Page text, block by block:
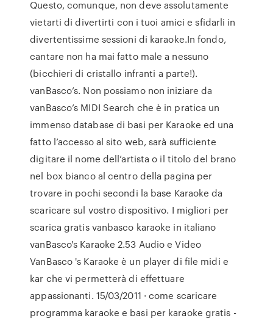
Questo, comunque, non deve assolutamente
vietarti di divertirti con i tuoi amici e sfidarli in
divertentissime sessioni di karaoke.In fondo,
cantare non ha mai fatto male a nessuno
(bicchieri di cristallo infranti a parte!).
vanBasco’s. Non possiamo non iniziare da
vanBasco’s MIDI Search che è in pratica un
immenso database di basi per Karaoke ed una
fatto l’accesso al sito web, sarà sufficiente
digitare il nome dell’artista o il titolo del brano
nel box bianco al centro della pagina per
trovare in pochi secondi la base Karaoke da
scaricare sul vostro dispositivo. I migliori per
scarica gratis vanbasco karaoke in italiano
vanBasco's Karaoke 2.53 Audio e Video
VanBasco 's Karaoke è un player di file midi e
kar che vi permetterà di effettuare
appassionanti. 15/03/2011 · come scaricare
programma karaoke e basi per karaoke gratis -